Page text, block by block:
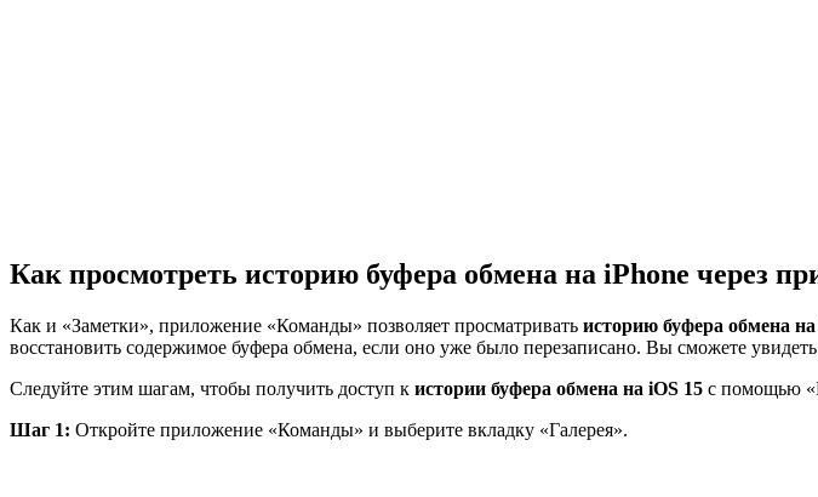
Как просмотреть историю буфера обмена на iPhone через
Как и «Заметки», приложение «Команды» позволяет просматривать историю буфера обмена
восстановить содержимое буфера обмена, если оно уже было перезаписано. Вы сможете
Следуйте этим шагам, чтобы получить доступ к истории буфера обмена на iOS 15 с помощью
Шаг 1: Откройте приложение «Команды» и выберите вкладку «Галерея».